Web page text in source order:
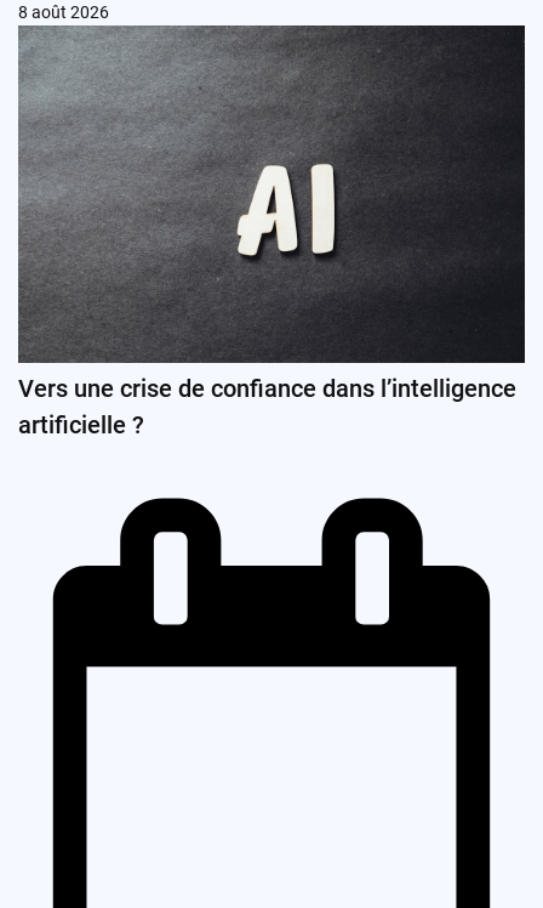
8 août 2026
Vers une crise de confiance dans l’intelligence
artificielle ?